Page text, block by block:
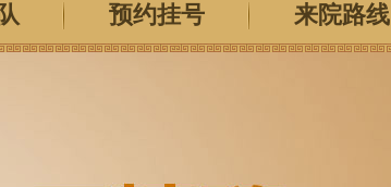
预约挂号 来院路线